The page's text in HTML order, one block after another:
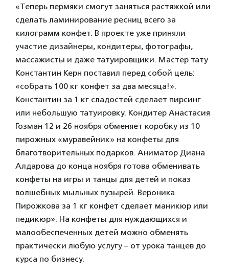
«Теперь пермяки смогут заняться растяжкой или
сделать ламинирование ресниц всего за
килограмм конфет. В проекте уже приняли
участие дизайнеры, кондитеры, фотографы,
массажисты и даже татуировщики. Мастер тату
Константин Керн поставил перед собой цель:
«собрать 100 кг конфет за два месяца!».
Константин за 1 кг сладостей сделает пирсинг
или небольшую татуировку. Кондитер Анастасия
Гозман 12 и 26 ноября обменяет коробку из 10
пирожных «муравейник» на конфеты для
благотворительных подарков. Аниматор Диана
Алдарова до конца ноября готова обменивать
конфеты на игры и танцы для детей и показ
волшебных мыльных пузырей. Вероника
Пирожкова за 1 кг конфет сделает маникюр или
педикюр». На конфеты для нуждающихся и
малообеспеченных детей можно обменять
практически любую услугу – от урока танцев до
курса по бизнесу.